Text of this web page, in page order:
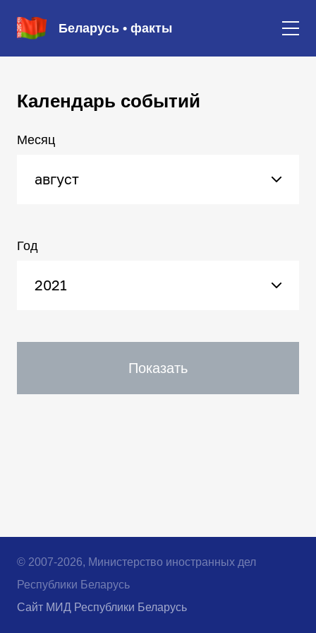
Беларусь • факты
Календарь событий
Месяц
август
Год
2021
Показать
© 2007-2026, Министерство иностранных дел
Республики Беларусь
Сайт МИД Республики Беларусь